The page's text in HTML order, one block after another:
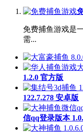
免费捕鱼游戏是
需...
1.2.0 官方版
122.7.278 安卓版
信qq登录版本